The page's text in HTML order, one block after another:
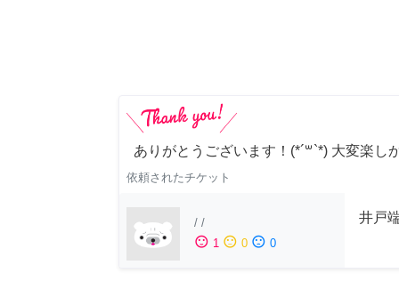
ありがとうございます！(*´꒳`*) 大変楽し
依頼されたチケット
/ /
sentiment_satisfied 1 sentiment_neutral 0 sentiment_dissatisfied 0
井戸